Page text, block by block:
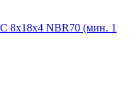
8х18х4 NBR70 (мин. 1